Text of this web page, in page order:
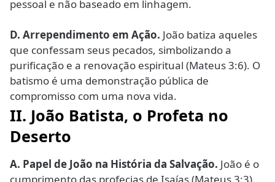
pessoal e não baseado em linhagem.
D. Arrependimento em Ação. João batiza aqueles
que confessam seus pecados, simbolizando a
purificação e a renovação espiritual (Mateus 3:6). O
batismo é uma demonstração pública de
compromisso com uma nova vida.
II. João Batista, o Profeta no
Deserto
A. Papel de João na História da Salvação. João é o